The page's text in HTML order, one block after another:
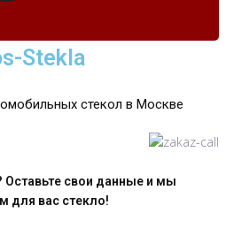
Stekla
стекол в Москве
Оставьте свои данные и мы
для вас стекло!